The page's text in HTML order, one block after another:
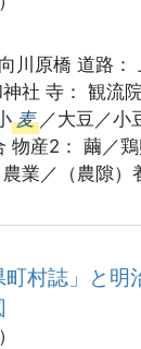
川原橋 道路：
社 寺： 観流
麦 ／大豆／小
物産2： 繭／
業／（農隙）
町村誌」と明